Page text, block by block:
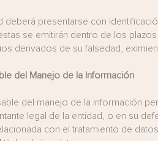
deberá presentarse con
se emitirán dentro de los
derivados de su falsedad,
del Manejo de la Información
del manejo de la información
legal de la entidad, o en su
con el tratamiento de